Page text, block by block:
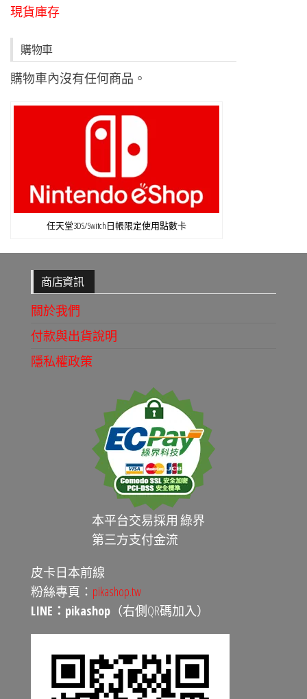
現貨庫存
購物車
購物車內沒有任何商品。
任天堂3DS/Switch日帳限定使用點數卡
商店資訊
關於我們
付款與出貨說明
隱私權政策
本平台交易採用 綠界
第三方支付金流
皮卡日本前線
粉絲專頁： pikashop.tw
LINE：pikashop （右側QR碼加入）